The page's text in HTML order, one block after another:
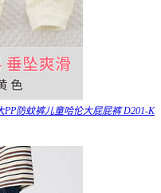
防蚊裤儿童哈伦大屁屁裤 D201-K